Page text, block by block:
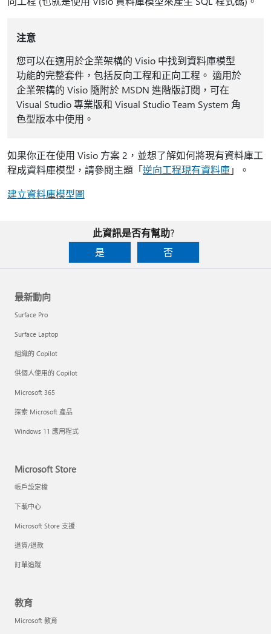
注意
您可以在適用於企業架構的 Visio 中找到資料庫模型
功能的完整套件，包括反向工程和正向工程。 適用於
企業架構的 Visio 隨附於 MSDN 進階版訂閱，可在
Visual Studio 專業版和 Visual Studio Team System 角
色型版本中使用。
如果你正在使用 Visio 方案 2，並想了解如何將現有資料庫工
程成資料庫模型，請參閱主題「逆向工程現有資料庫」。
建立資料庫模型圖
此資訊是否有幫助?
是
否
最新動向
Surface Pro
Surface Laptop
組織的 Copilot
供個人使用的 Copilot
Microsoft 365
探索 Microsoft 產品
Windows 11 應用程式
Microsoft Store
帳戶設定檔
下載中心
Microsoft Store 支援
退貨/退款
訂單追蹤
教育
Microsoft 教育